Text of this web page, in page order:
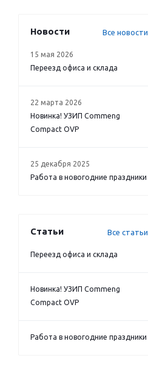
Новости Все новости
15 мая 2026
Переезд офиса и склада
22 марта 2026
Новинка! УЗИП Commeng
Compact OVP
25 декабря 2025
Работа в новогодние праздники
Статьи Все статьи
Переезд офиса и склада
Новинка! УЗИП Commeng
Compact OVP
Работа в новогодние праздники